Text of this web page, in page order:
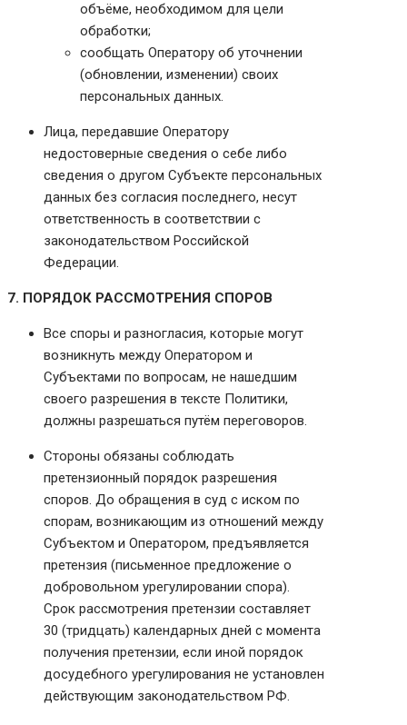
объёме, необходимом для цели
обработки;
сообщать Оператору об уточнении
(обновлении, изменении) своих
персональных данных.
Лица, передавшие Оператору
недостоверные сведения о себе либо
сведения о другом Субъекте персональных
данных без согласия последнего, несут
ответственность в соответствии с
законодательством Российской
Федерации.
7. ПОРЯДОК РАССМОТРЕНИЯ СПОРОВ
Все споры и разногласия, которые могут
возникнуть между Оператором и
Субъектами по вопросам, не нашедшим
своего разрешения в тексте Политики,
должны разрешаться путём переговоров.
Стороны обязаны соблюдать
претензионный порядок разрешения
споров. До обращения в суд с иском по
спорам, возникающим из отношений между
Субъектом и Оператором, предъявляется
претензия (письменное предложение о
добровольном урегулировании спора).
Срок рассмотрения претензии составляет
30 (тридцать) календарных дней с момента
получения претензии, если иной порядок
досудебного урегулирования не установлен
действующим законодательством РФ.